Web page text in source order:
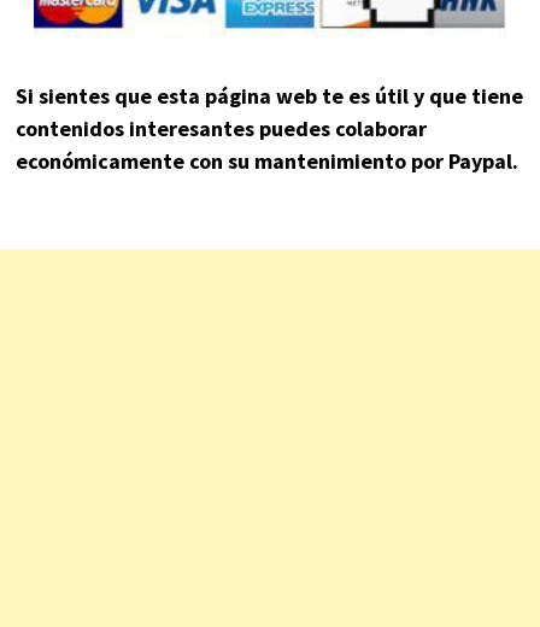
Si sientes que esta página web te es útil y que tiene
contenidos interesantes puedes colaborar
económicamente con su mantenimiento por Paypal.